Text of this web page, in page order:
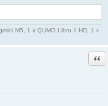
be unusable, *
again. *
machine now. *
u
192.168.1.2
M5, 1 x QUMO Libro II HD, 1 x